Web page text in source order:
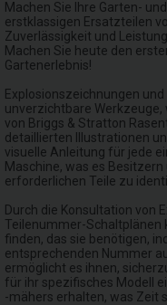
Machen Sie Ihre Garten-
erstklassigen Ersatzteilen
Zuverlässigkeit und
Machen Sie heute den
Gartenerlebnis!
Explosionszeichnungen
unverzichtbare Werkzeuge,
von Briggs & Stratton
detaillierten Illustrationen
visuelle Anleitung für jede
Maschine, was es
erforderlichen Teile zu
Durch die Konsultation von
Teilenummer-Schaltplänen
finden, das sie benötigen,
entsprechenden Nummer
ermöglicht es ihnen,
für ihr spezifisches Modell
-mähers erhalten, was Zeit